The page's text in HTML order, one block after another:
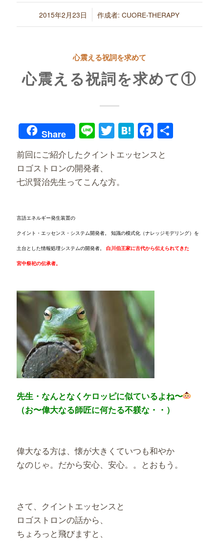
2015年2月23日
/ 作成者:CUORE-THERAPY
心震える祝詞を求めて
心震える祝詞を求めて①
Share LineTwitter
Hatena共
前回にご紹介したクイントエッセンスと
ロゴストロンの開発者、
七沢賢治先生ってこんな方。
言語エネルギー発生装置の
クイント・エッセンス・システム開発者。 知識の模式化（ナレッジモデリング）を
土台とした情報処理システムの開発者。 白川伯王家に古代から伝えられてきた
宮中祭祀の伝承者。
先生・なんとなくケロッピに似ているよね〜
（お〜偉大なる師匠に何たる不躾な・・）
偉大なる方は、懐が大きくていつも和やか
なのじゃ。だから安心、安心。。とおもう。
さて、クイントエッセンスと
ロゴストロンの話から、
ちょろっと飛びますと、